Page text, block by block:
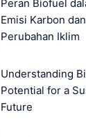
Peran Biofuel
Emisi Karbon
Perubahan Iklim
Understanding
Potential for a
Future